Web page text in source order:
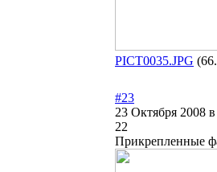
PICT0035.JPG
#23
23 Октября 2008
22
Прикрепленные